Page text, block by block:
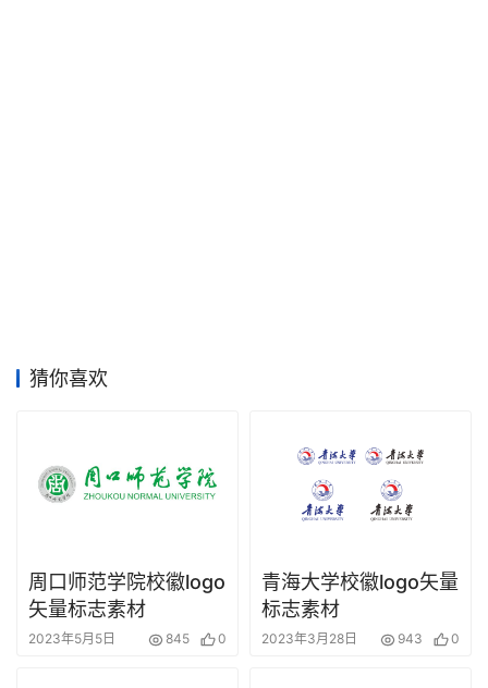
猜你喜欢
周口师范学院校徽logo
矢量标志素材
2023年5月5日 845 0
青海大学校徽logo矢量
标志素材
2023年3月28日 943 0